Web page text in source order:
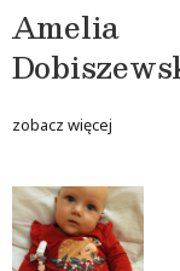
Amelia
zobacz więcej